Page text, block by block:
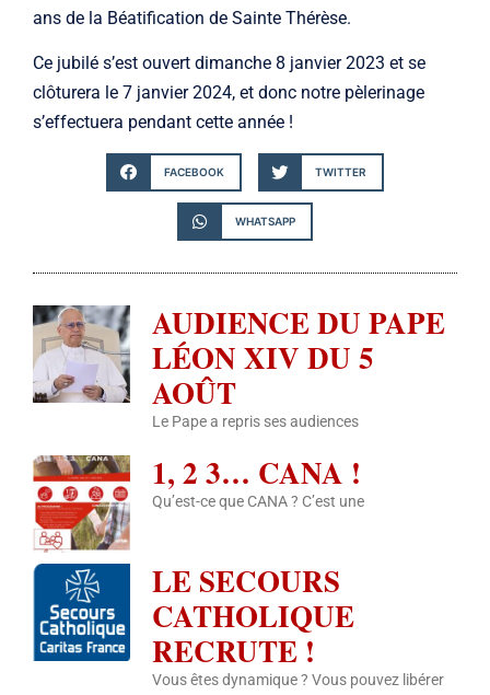
ans de la Béatification de Sainte Thérèse.
Ce jubilé s’est ouvert dimanche 8 janvier 2023 et se
clôturera le 7 janvier 2024, et donc notre pèlerinage
s’effectuera pendant cette année !
FACEBOOK TWITTER
WHATSAPP
AUDIENCE DU PAPE
LÉON XIV DU 5
AOÛT
Le Pape a repris ses audiences
1, 2 3… CANA !
Qu’est-ce que CANA ? C’est une
LE SECOURS
CATHOLIQUE
RECRUTE !
Vous êtes dynamique ? Vous pouvez libérer